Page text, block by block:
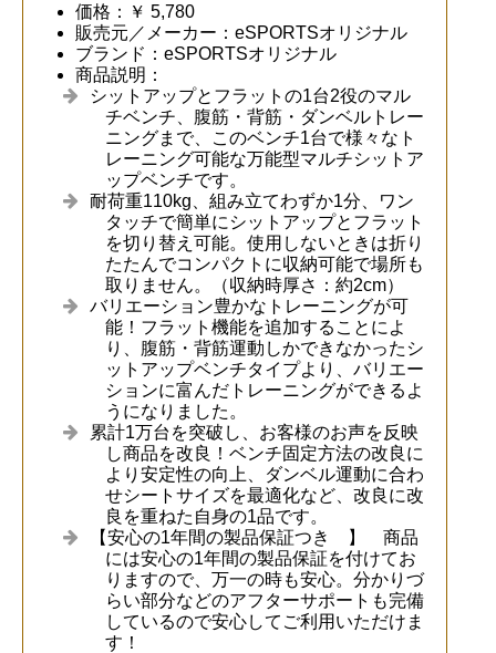
価格：￥ 5,780
販売元／メーカー：eSPORTSオリジナル
ブランド：eSPORTSオリジナル
商品説明：
シットアップとフラットの1台2役のマル
チベンチ、腹筋・背筋・ダンベルトレー
ニングまで、このベンチ1台で様々なト
レーニング可能な万能型マルチシットア
ップベンチです。
耐荷重110kg、組み立てわずか1分、ワン
タッチで簡単にシットアップとフラット
を切り替え可能。使用しないときは折り
たたんでコンパクトに収納可能で場所も
取りません。（収納時厚さ：約2cm）
バリエーション豊かなトレーニングが可
能！フラット機能を追加することによ
り、腹筋・背筋運動しかできなかったシ
ットアップベンチタイプより、バリエー
ションに富んだトレーニングができるよ
うになりました。
累計1万台を突破し、お客様のお声を反映
し商品を改良！ベンチ固定方法の改良に
より安定性の向上、ダンベル運動に合わ
せシートサイズを最適化など、改良に改
良を重ねた自身の1品です。
【安心の1年間の製品保証つき 】 商品
には安心の1年間の製品保証を付けてお
りますので、万一の時も安心。分かりづ
らい部分などのアフターサポートも完備
しているので安心してご利用いただけま
す！